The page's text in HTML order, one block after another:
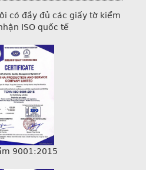
có đầy đủ các giấy tờ kiểm
ISO quốc tế
9001:2015